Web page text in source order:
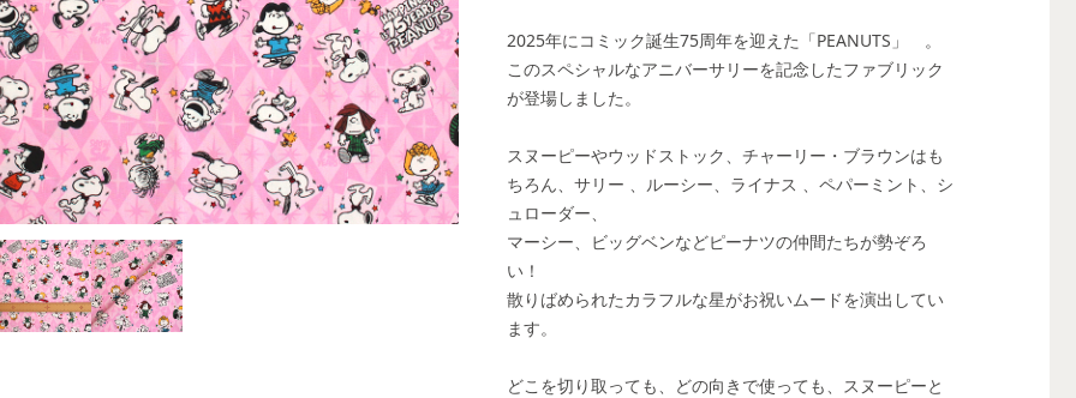
2025年にコミック誕生75周年を迎えた「PEANUTS」 。
このスペシャルなアニバーサリーを記念したファブリック
が登場しました。
スヌーピーやウッドストック、チャーリー・ブラウンはも
ちろん、サリー 、ルーシー、ライナス 、ペパーミント、シ
ュローダー、
マーシー、ビッグベンなどピーナツの仲間たちが勢ぞろ
い！
散りばめられたカラフルな星がお祝いムードを演出してい
ます。
どこを切り取っても、どの向きで使っても、スヌーピーと